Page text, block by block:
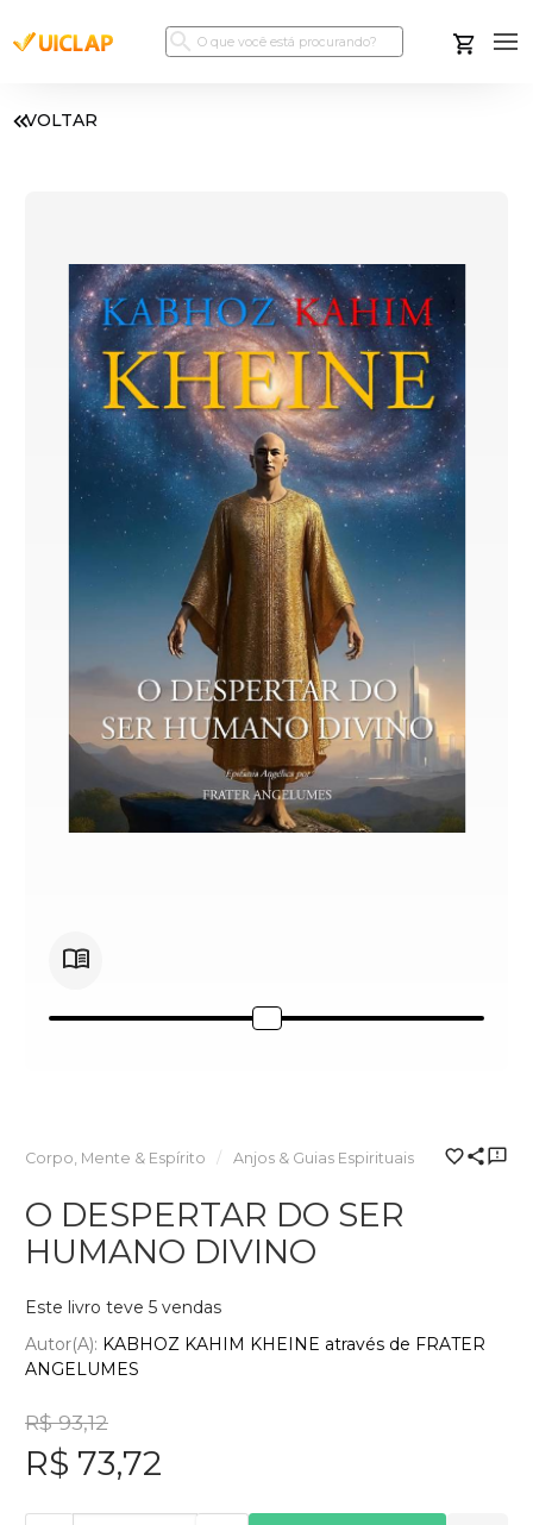
VOLTAR
Corpo, Mente & Espírito Anjos & Guias Espirituais
O DESPERTAR DO SER
HUMANO DIVINO
Este livro teve 5 vendas
Autor(a): KABHOZ KAHIM KHEINE através de FRATER
ANGELUMES
R$ 93,12
R$ 73,72